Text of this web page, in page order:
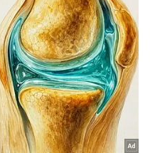
ಮಾಡುತ್ತಾರೆ, ಆದರೆ
ಆದರೆ 30 ವರ್ಷದ
ಪರಿಸ್ಥಿತಿ ವೇಗವಾಗಿ
ವ್ಯವಹಾರದಲ್ಲಿ ಲಾಭ ಮತ್ತು
ಎಂದು ಅವರು